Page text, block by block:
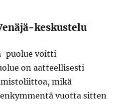
keskustelu
puolue voitti
on aatteellisesti
mikä
vuotta sitten